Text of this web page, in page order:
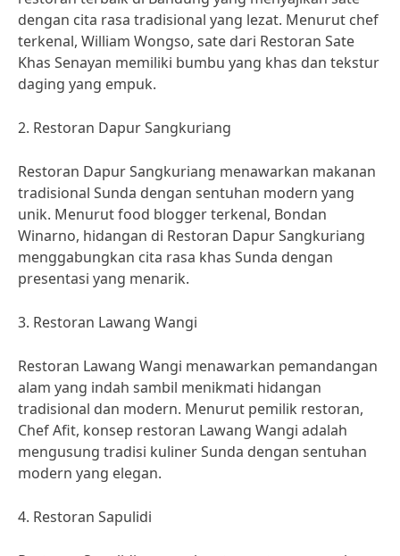
dengan cita rasa tradisional yang lezat. Menurut chef
terkenal, William Wongso, sate dari Restoran Sate
Khas Senayan memiliki bumbu yang khas dan tekstur
daging yang empuk.
2. Restoran Dapur Sangkuriang
Restoran Dapur Sangkuriang menawarkan makanan
tradisional Sunda dengan sentuhan modern yang
unik. Menurut food blogger terkenal, Bondan
Winarno, hidangan di Restoran Dapur Sangkuriang
menggabungkan cita rasa khas Sunda dengan
presentasi yang menarik.
3. Restoran Lawang Wangi
Restoran Lawang Wangi menawarkan pemandangan
alam yang indah sambil menikmati hidangan
tradisional dan modern. Menurut pemilik restoran,
Chef Afit, konsep restoran Lawang Wangi adalah
mengusung tradisi kuliner Sunda dengan sentuhan
modern yang elegan.
4. Restoran Sapulidi